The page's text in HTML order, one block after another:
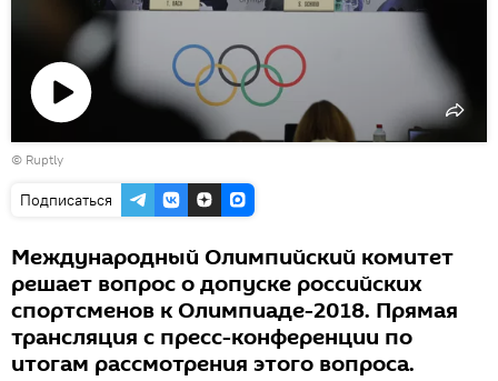
Воспроизвести
видео
© Ruptly
Подписаться
Международный Олимпийский комитет
решает вопрос о допуске российских
спортсменов к Олимпиаде-2018. Прямая
трансляция с пресс-конференции по
итогам рассмотрения этого вопроса.